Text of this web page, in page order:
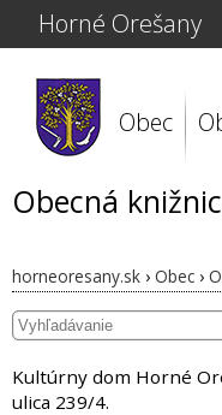
Horné Orešany
Obec
Obecná
horneoresany.sk › Obec ›
Kultúrny dom Horné
ulica 239/4.